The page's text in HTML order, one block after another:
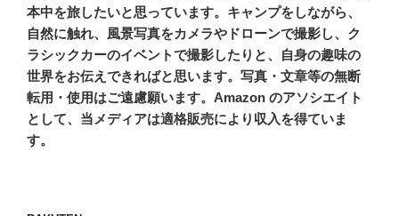
本中を旅したいと思っています。キャンプをしながら、
自然に触れ、風景写真をカメラやドローンで撮影し、ク
ラシックカーのイベントで撮影したりと、自身の趣味の
世界をお伝えできればと思います。写真・文章等の無断
転用・使用はご遠慮願います。Amazon のアソシエイト
として、当メディアは適格販売により収入を得ていま
す。